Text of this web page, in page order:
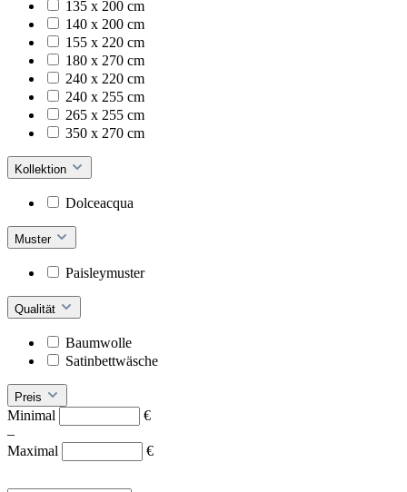
135 x 200 cm
140 x 200 cm
155 x 220 cm
180 x 270 cm
240 x 220 cm
240 x 255 cm
265 x 255 cm
350 x 270 cm
Kollektion
Dolceacqua
Muster
Paisleymuster
Qualität
Baumwolle
Satinbettwäsche
Preis
Minimal
€
–
Maximal
€